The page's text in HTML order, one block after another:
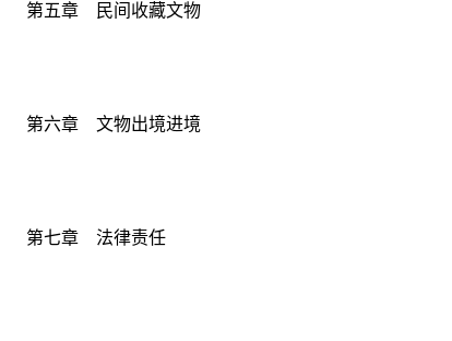
第五章 民间收藏文物
第六章 文物出境进境
第七章 法律责任